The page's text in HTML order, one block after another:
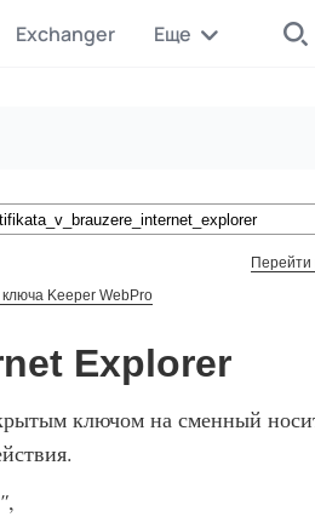
Exchanger Еще
Funding
Сбор
покупки
Перейти
Keeper WebPro
Explorer
ключом на сменный
,